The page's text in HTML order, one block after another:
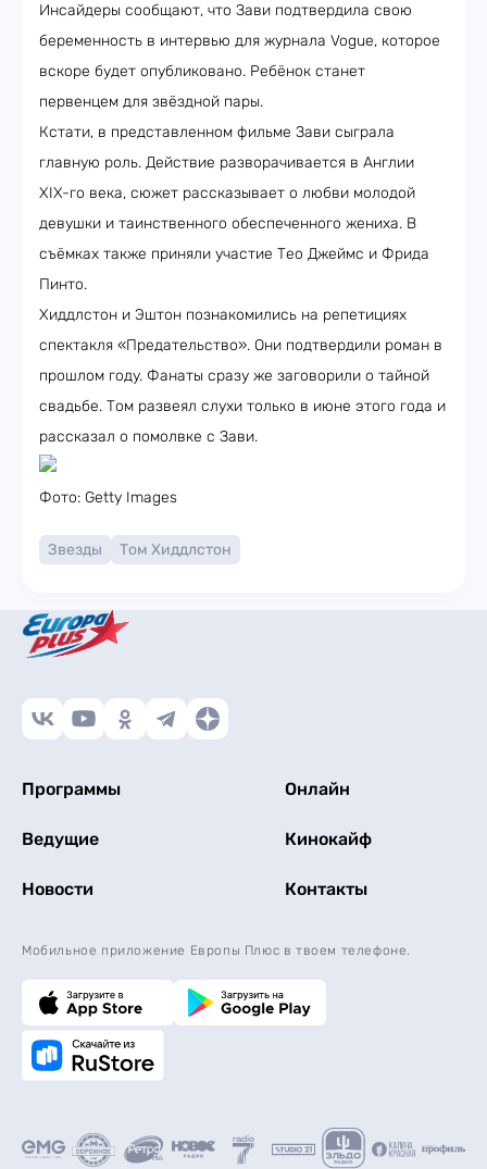
Инсайдеры сообщают, что Зави подтвердила свою
беременность в интервью для журнала Vogue, которое
вскоре будет опубликовано. Ребёнок станет
первенцем для звёздной пары.
Кстати, в представленном фильме Зави сыграла
главную роль. Действие разворачивается в Англии
XIX-го века, сюжет рассказывает о любви молодой
девушки и таинственного обеспеченного жениха. В
съёмках также приняли участие Тео Джеймс и Фрида
Пинто.
Хиддлстон и Эштон познакомились на репетициях
спектакля «Предательство». Они подтвердили роман в
прошлом году. Фанаты сразу же заговорили о тайной
свадьбе. Том развеял слухи только в июне этого года и
рассказал о помолвке с Зави.
Фото: Getty Images
Звезды Том Хиддлстон
Программы Онлайн
Ведущие Кинокайф
Новости Контакты
Мобильное приложение Европы Плюс в твоем телефоне.